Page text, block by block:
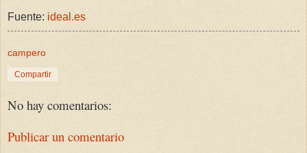
Fuente: ideal.es
campero
Compartir
No hay comentarios:
Publicar un comentario